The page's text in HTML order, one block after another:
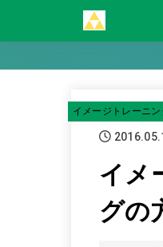
イメージトレーニン
イメ
グの